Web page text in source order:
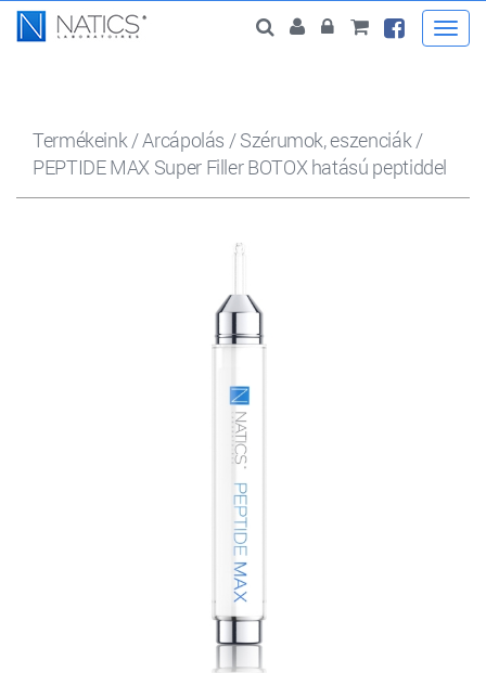
Termékeink/Arcápolás /Szérumok, eszenciák/
PEPTIDE MAX Super Filler BOTOX hatású peptiddel